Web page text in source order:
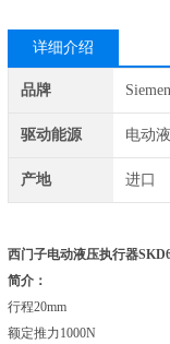
详细介绍
品牌
驱动能源 电动
产地 进口
西门子电动液压执行器
简介：
行程20mm
额定推力1000N